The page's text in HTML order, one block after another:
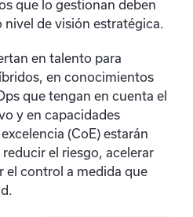
que lo gestionan deben
de visión estratégica.
en talento para
en conocimientos
que tengan en cuenta el
y en capacidades
(CoE) estarán
el riesgo, acelerar
el control a medida que